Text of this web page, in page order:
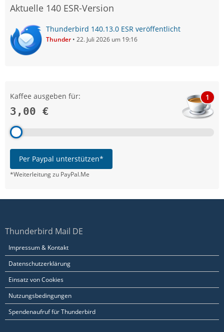
Aktuelle 140 ESR-Version
Thunderbird 140.13.0 ESR veröffentlicht
Thunder 22. Juli 2026 um 19:16
Kaffee ausgeben für:
3,00 €
1
Per Paypal unterstützen*
*Weiterleitung zu PayPal.Me
Thunderbird Mail DE
Impressum & Kontakt
Datenschutzerklärung
Einsatz von Cookies
Nutzungsbedingungen
Spendenaufruf für Thunderbird